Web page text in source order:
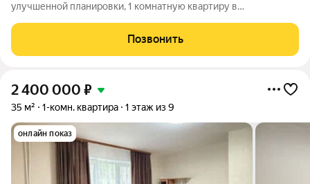
улучшенной планировки, 1 комнатную квартиру в
Пихтовая. дом 28. Окна высоко, более 2-х метров (на окнах
решетки). В квартире сделан
Позвонить
2 400 000 ₽
35 м² 1-комн. квартира 1 этаж из 9
онлайн показ